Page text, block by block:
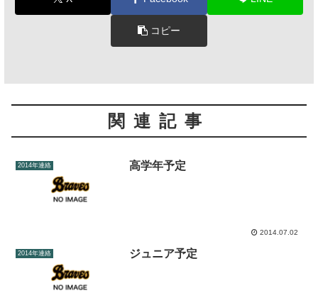
コピー
関連記事
2014年連絡 高学年予定
2014.07.02
2014年連絡 ジュニア予定